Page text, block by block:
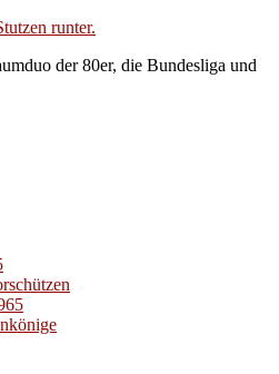
runter.
der 80er, die Bundesliga und